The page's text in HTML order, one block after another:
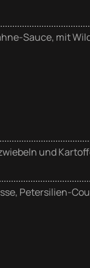
Sauce, mit
und
Petersilien-